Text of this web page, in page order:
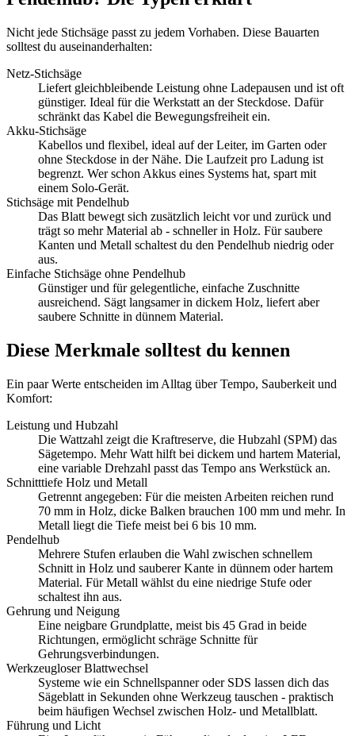
Nicht jede Stichsäge passt zu jedem Vorhaben. Diese Bauarten
solltest du auseinanderhalten:
Netz-Stichsäge
Liefert gleichbleibende Leistung ohne Ladepausen und ist oft
günstiger. Ideal für die Werkstatt an der Steckdose. Dafür
schränkt das Kabel die Bewegungsfreiheit ein.
Akku-Stichsäge
Kabellos und flexibel, ideal auf der Leiter, im Garten oder
ohne Steckdose in der Nähe. Die Laufzeit pro Ladung ist
begrenzt. Wer schon Akkus eines Systems hat, spart mit
einem Solo-Gerät.
Stichsäge mit Pendelhub
Das Blatt bewegt sich zusätzlich leicht vor und zurück und
trägt so mehr Material ab - schneller in Holz. Für saubere
Kanten und Metall schaltest du den Pendelhub niedrig oder
aus.
Einfache Stichsäge ohne Pendelhub
Günstiger und für gelegentliche, einfache Zuschnitte
ausreichend. Sägt langsamer in dickem Holz, liefert aber
saubere Schnitte in dünnem Material.
Diese Merkmale solltest du kennen
Ein paar Werte entscheiden im Alltag über Tempo, Sauberkeit und
Komfort:
Leistung und Hubzahl
Die Wattzahl zeigt die Kraftreserve, die Hubzahl (SPM) das
Sägetempo. Mehr Watt hilft bei dickem und hartem Material,
eine variable Drehzahl passt das Tempo ans Werkstück an.
Schnitttiefe Holz und Metall
Getrennt angegeben: Für die meisten Arbeiten reichen rund
70 mm in Holz, dicke Balken brauchen 100 mm und mehr. In
Metall liegt die Tiefe meist bei 6 bis 10 mm.
Pendelhub
Mehrere Stufen erlauben die Wahl zwischen schnellem
Schnitt in Holz und sauberer Kante in dünnem oder hartem
Material. Für Metall wählst du eine niedrige Stufe oder
schaltest ihn aus.
Gehrung und Neigung
Eine neigbare Grundplatte, meist bis 45 Grad in beide
Richtungen, ermöglicht schräge Schnitte für
Gehrungsverbindungen.
Werkzeugloser Blattwechsel
Systeme wie ein Schnellspanner oder SDS lassen dich das
Sägeblatt in Sekunden ohne Werkzeug tauschen - praktisch
beim häufigen Wechsel zwischen Holz- und Metallblatt.
Führung und Licht